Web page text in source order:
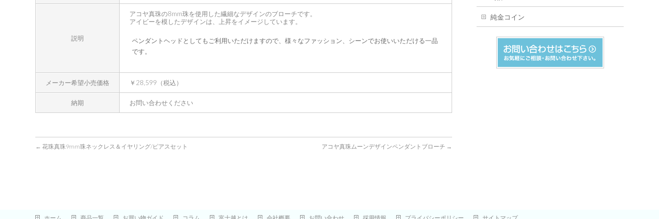
説明
アコヤ真珠の8mm珠を使用した繊細なデザインのブローチです。
アイビーを模したデザインは、上昇をイメージしています。
ペンダントヘッドとしてもご利用いただけますので、様々なファッション、シーンでお使いいただける一品
です。
メーカー希望小売価格 ￥28,599（税込）
納期 お問い合わせください
← 花珠真珠9mm珠ネックレス＆イヤリング/ピアスセット アコヤ真珠ムーンデザインペンダントブローチ →
純金コイン